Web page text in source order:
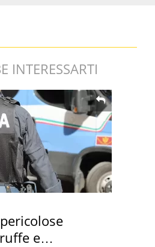
INTERESSARTI
e